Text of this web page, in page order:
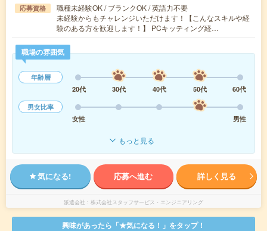
応募資格
職種未経験OK / ブランクOK / 英語力不要
未経験からもチャレンジいただけます！【こんなスキルや経
験のある方を歓迎します！】 PCキッティング経…
職場の雰囲気
年齢層
20代
30代 40代 50代
60代
男女比率
女性
男性
もっと見る
気になる! 応募へ進む 詳しく見る
派遣会社 株式会社スタッフサービス・エンジニアリング
興味があったら「★気になる！」をタップ！